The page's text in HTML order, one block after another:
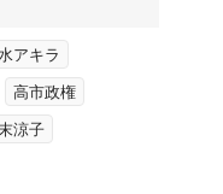
アキラ
高市政権
涼子